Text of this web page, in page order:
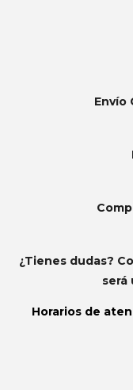
Envío
¿Tienes dudas?
será
Horarios de